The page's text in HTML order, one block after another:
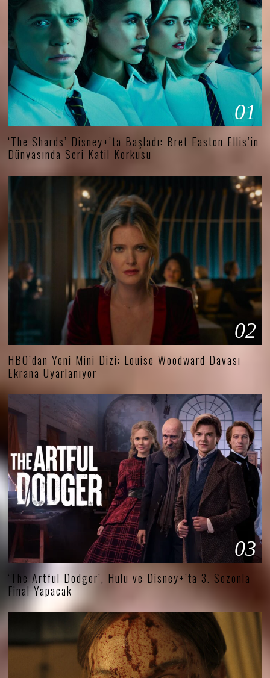
01
‘The Shards’ Disney+’ta Başladı: Bret Easton Ellis’in
Dünyasında Seri Katil Korkusu
02
HBO’dan Yeni Mini Dizi: Louise Woodward Davası
Ekrana Uyarlanıyor
03
‘The Artful Dodger’, Hulu ve Disney+’ta 3. Sezonla
Final Yapacak